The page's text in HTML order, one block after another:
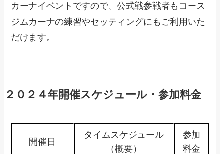
カーナイベントですので、公式戦参戦者もコース
ジムカーナの練習やセッティングにもご利用いた
だけます。
２０２４年開催スケジュール・参加料金
開催日
タイムスケジュール
（概要）
参加
料金